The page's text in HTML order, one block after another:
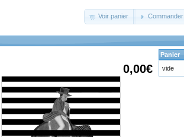
Voir panier Commander
0,00€
Panier
vide